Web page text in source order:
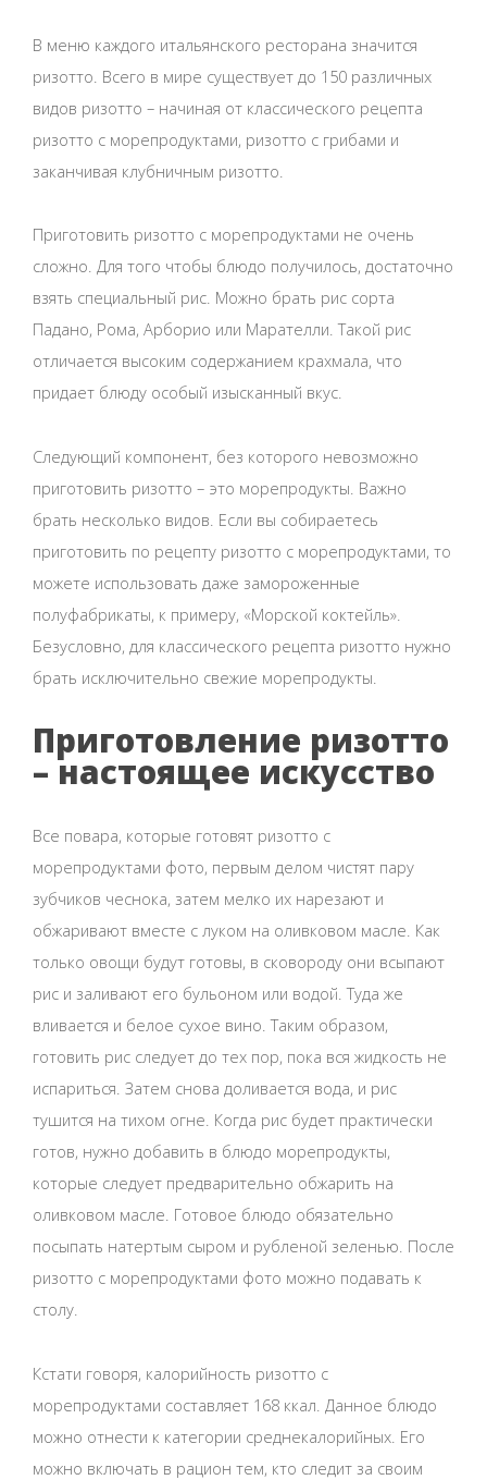
В меню каждого итальянского ресторана значится
ризотто. Всего в мире существует до 150 различных
видов ризотто – начиная от классического рецепта
ризотто с морепродуктами, ризотто с грибами и
заканчивая клубничным ризотто.
Приготовить ризотто с морепродуктами не очень
сложно. Для того чтобы блюдо получилось, достаточно
взять специальный рис. Можно брать рис сорта
Падано, Рома, Арборио или Марателли. Такой рис
отличается высоким содержанием крахмала, что
придает блюду особый изысканный вкус.
Следующий компонент, без которого невозможно
приготовить ризотто – это морепродукты. Важно
брать несколько видов. Если вы собираетесь
приготовить по рецепту ризотто с морепродуктами, то
можете использовать даже замороженные
полуфабрикаты, к примеру, «Морской коктейль».
Безусловно, для классического рецепта ризотто нужно
брать исключительно свежие морепродукты.
Приготовление ризотто
– настоящее искусство
Все повара, которые готовят ризотто с
морепродуктами фото, первым делом чистят пару
зубчиков чеснока, затем мелко их нарезают и
обжаривают вместе с луком на оливковом масле. Как
только овощи будут готовы, в сковороду они всыпают
рис и заливают его бульоном или водой. Туда же
вливается и белое сухое вино. Таким образом,
готовить рис следует до тех пор, пока вся жидкость не
испариться. Затем снова доливается вода, и рис
тушится на тихом огне. Когда рис будет практически
готов, нужно добавить в блюдо морепродукты,
которые следует предварительно обжарить на
оливковом масле. Готовое блюдо обязательно
посыпать натертым сыром и рубленой зеленью. После
ризотто с морепродуктами фото можно подавать к
столу.
Кстати говоря, калорийность ризотто с
морепродуктами составляет 168 ккал. Данное блюдо
можно отнести к категории среднекалорийных. Его
можно включать в рацион тем, кто следит за своим